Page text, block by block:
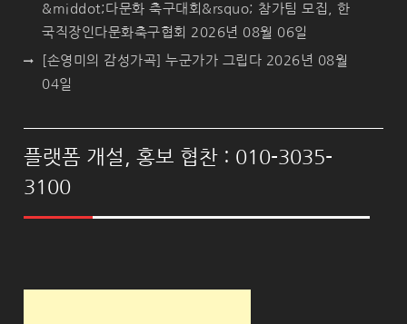
&middot;다문화 축구대회&rsquo; 참가팀 모집, 한
국직장인다문화축구협회 2026년 08월 06일
[손영미의 감성가곡] 누군가가 그립다 2026년 08월
04일
플랫폼 개설, 홍보 협찬 : 010-3035-
3100